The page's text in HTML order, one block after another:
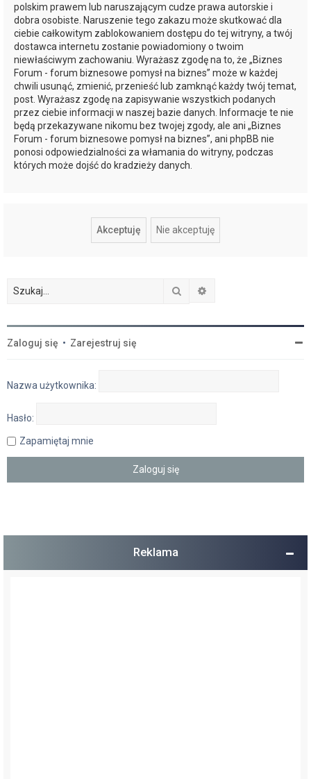
polskim prawem lub naruszającym cudze prawa autorskie i
dobra osobiste. Naruszenie tego zakazu może skutkować dla
ciebie całkowitym zablokowaniem dostępu do tej witryny, a twój
dostawca internetu zostanie powiadomiony o twoim
niewłaściwym zachowaniu. Wyrażasz zgodę na to, że „Biznes
Forum - forum biznesowe pomysł na biznes” może w każdej
chwili usunąć, zmienić, przenieść lub zamknąć każdy twój temat,
post. Wyrażasz zgodę na zapisywanie wszystkich podanych
przez ciebie informacji w naszej bazie danych. Informacje te nie
będą przekazywane nikomu bez twojej zgody, ale ani „Biznes
Forum - forum biznesowe pomysł na biznes”, ani phpBB nie
ponosi odpowiedzialności za włamania do witryny, podczas
których może dojść do kradzieży danych.
Szukaj
Zaloguj się • Zarejestruj się
Nazwa użytkownika:
Hasło:
Zapamiętaj mnie
Reklama